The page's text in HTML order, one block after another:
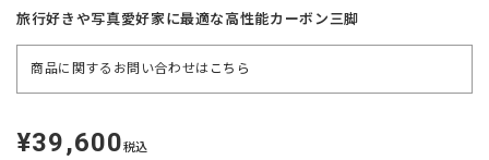
旅行好きや写真愛好家に最適な高性能カーボン三脚
商品に関するお問い合わせは こちら
定
価
¥39,600税込